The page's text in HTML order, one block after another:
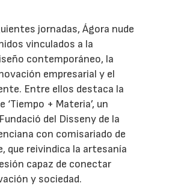
jornadas, Ágora nude
vinculados a la
contemporáneo, la
empresarial y el
Entre ellos destaca la
‘Tiempo + Materia’, un
del Disseny de la
con comisariado de
que reivindica la artesanía
capaz de conectar
y sociedad.